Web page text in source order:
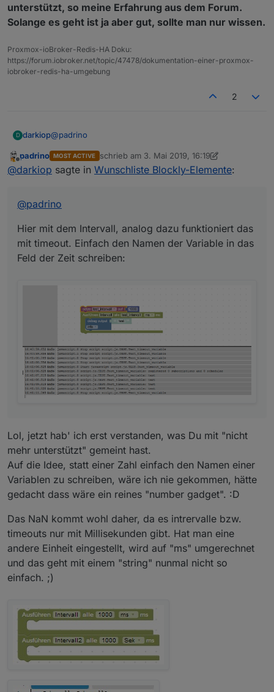
unterstützt, so meine Erfahrung aus dem Forum.
Solange es geht ist ja aber gut, sollte man nur wissen.
Proxmox-ioBroker-Redis-HA Doku:
https://forum.iobroker.net/topic/47478/dokumentation-einer-proxmox-
iobroker-redis-ha-umgebung
2
D darkiop@padrino
Hier mit dem Intervall, analog dazu funktioniert das mit
timeout. Einfach den Namen der Variable in das Feld
Und hier mit dem Fehler wenn Sekunden oder Minuten
Aber wie gesagt: Offiziell wird das nicht mehr
unterstützt, so meine Erfahrung aus dem Forum.
Solange es geht ist ja aber gut, sollte man nur wissen.
Offline
padrino MOST ACTIVE schrieb am 3. Mai 2019, 16:19
zuletzt editiert von padrino 5. März 2019,
@darkiop sagte in Wunschliste Blockly-Elemente:
@padrino
Hier mit dem Intervall, analog dazu funktioniert das
mit timeout. Einfach den Namen der Variable in das
Feld der Zeit schreiben:
Lol, jetzt hab' ich erst verstanden, was Du mit "nicht
mehr unterstützt" gemeint hast.
Auf die Idee, statt einer Zahl einfach den Namen einer
Variablen zu schreiben, wäre ich nie gekommen, hätte
gedacht dass wäre ein reines "number gadget". :D
Das NaN kommt wohl daher, da es intrervalle bzw.
timeouts nur mit Millisekunden gibt. Hat man eine
andere Einheit eingestellt, wird auf "ms" umgerechnet
und das geht mit einem "string" nunmal nicht so
einfach. ;)